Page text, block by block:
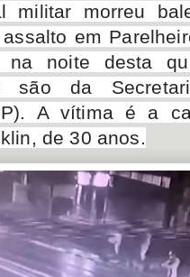
militar morreu
em
na noite desta
são da
A vítima é a
de 30 anos.